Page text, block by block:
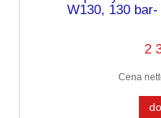
W130, 130
2
Cena